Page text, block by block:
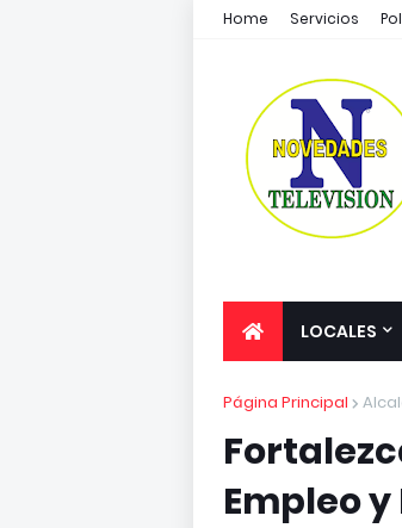
Home Servicios
LOCALES
Página Principal
Empleo